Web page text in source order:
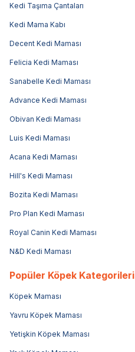
Kedi Taşıma Çantaları
Kedi Mama Kabı
Decent Kedi Maması
Felicia Kedi Maması
Sanabelle Kedi Maması
Advance Kedi Maması
Obivan Kedi Maması
Luis Kedi Maması
Acana Kedi Maması
Hill's Kedi Maması
Bozita Kedi Maması
Pro Plan Kedi Maması
Royal Canin Kedi Maması
N&D Kedi Maması
Popüler Köpek Kategorileri
Köpek Maması
Yavru Köpek Maması
Yetişkin Köpek Maması